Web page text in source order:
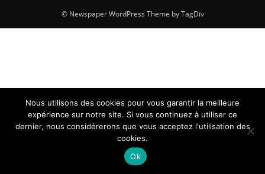
© Newspaper WordPress Theme by TagDiv
Nous utilisons des cookies pour vous garantir la meilleure
expérience sur notre site. Si vous continuez à utiliser ce
dernier, nous considérerons que vous acceptez l'utilisation des
cookies.
Ok